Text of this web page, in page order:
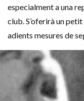
especialment a una
club. S’oferirà un
adients mesures de